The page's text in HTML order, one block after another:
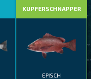
KUPFERSCHNAPPER
EPISCH